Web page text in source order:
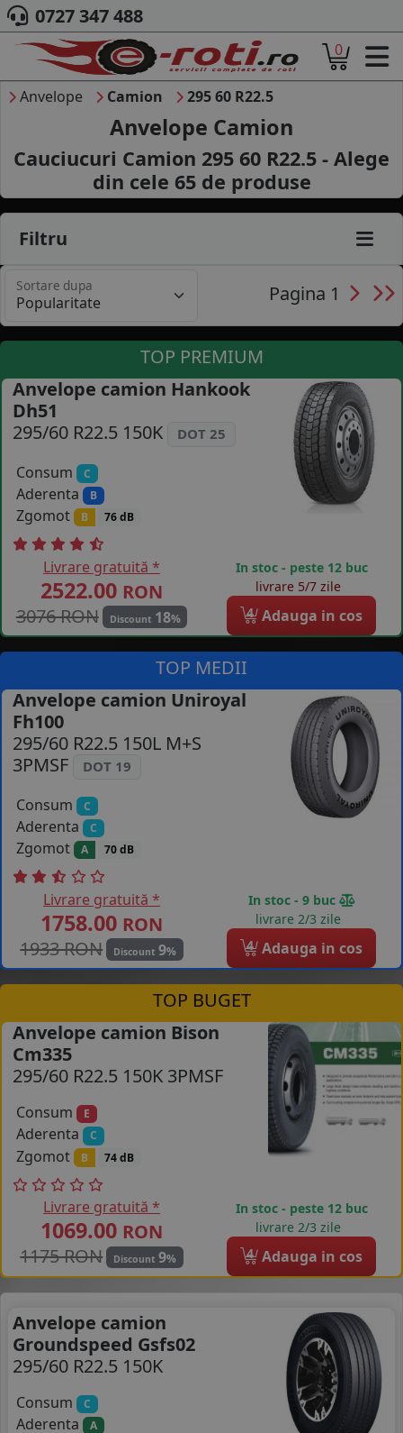
ACASA
DESPRE NOI
ANVELOPE
AUTO
CAMION
MOTO
AGROINDUSTRIALE
MARCA AUTO
B2B - COLABORARE COMPANII
CONTACT
COS (0 PRODUSE
0727 347 488
0
Anvelope Camion 295 60 R22.5
Anvelope Camion
Cauciucuri Camion 295 60 R22.5 - Alege
din cele 65de produse
Filtru
Sortare dupa Pagina 1
TOP PREMIUM
Anvelope camion Hankook
Dh51
295/60 R22.5 150K
DOT 25
Consum C
Aderenta B
Zgomot B 76 dB
Livrare gratuită *
2522.00 RON
3076 RON
Discount 18%
In stoc - peste 12 buc
livrare 5/7 zile
4 Adauga in cos
TOP MEDII
Anvelope camion Uniroyal
Fh100
295/60 R22.5 150L M+S
3PMSF
DOT 19
Consum C
Aderenta C
Zgomot A 70 dB
Livrare gratuită *
1758.00 RON
1933 RON
Discount 9%
In stoc - 9 buc
livrare 2/3 zile
4 Adauga in cos
TOP BUGET
Anvelope camion Bison
Cm335
295/60 R22.5 150K 3PMSF
Consum E
Aderenta C
Zgomot B 74 dB
Livrare gratuită *
1069.00 RON
1175 RON
Discount 9%
In stoc - peste 12 buc
livrare 2/3 zile
4 Adauga in cos
Anvelope camion
Groundspeed Gsfs02
295/60 R22.5 150K
Consum C
Aderenta A